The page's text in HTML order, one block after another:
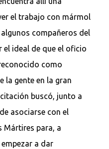
el trabajo con mármol
compañeros del
el ideal de que el oficio
como
la gente en la gran
buscó, junto a
asociarse con el
Mártires para, a
a dar